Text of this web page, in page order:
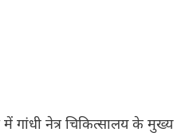
गांधी नेत्र चिकित्सालय के मुख्य